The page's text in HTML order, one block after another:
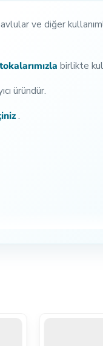
ve diğer
birlikte
üründür.
.